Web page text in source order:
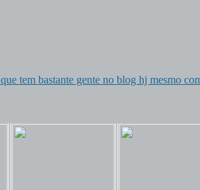
tem bastante gente no blog hj mesmo